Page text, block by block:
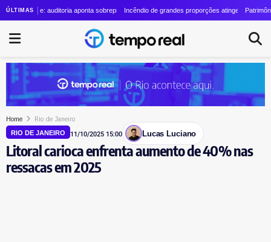
ÚLTIMASquase 24 vezes em quatro anos
auditoria aponta sobrepreço de R$ 20 milhões em contrato de R$ 56 milhões
Incêndio de grandes proporções atinge o Parque Estadual
Patrimônio de
Home Rio de Janeiro
RIO DE JANEIRO 11/10/2025 15:00 Lucas Luciano
Litoral carioca enfrenta aumento de 40% nas
ressacas em 2025